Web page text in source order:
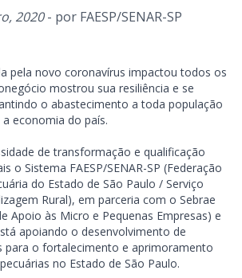
2020- por FAESP/SENAR-SP
pela novo coronavírus impactou todos os
mostrou sua resiliência e se
o abastecimento a toda população
economia do país.
de transformação e qualificação
o Sistema FAESP/SENAR-SP (Federação
do Estado de São Paulo / Serviço
Rural), em parceria com o Sebrae
Apoio às Micro e Pequenas Empresas) e
apoiando o desenvolvimento de
para o fortalecimento e aprimoramento
no Estado de São Paulo.